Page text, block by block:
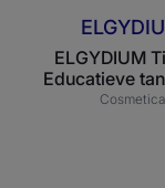
ELGYDIUM
Educatieve
Cosmetica